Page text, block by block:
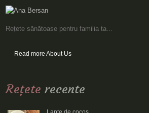
Rețete sănătoase pentru familia ta...
Read more About Us
Reţete recente